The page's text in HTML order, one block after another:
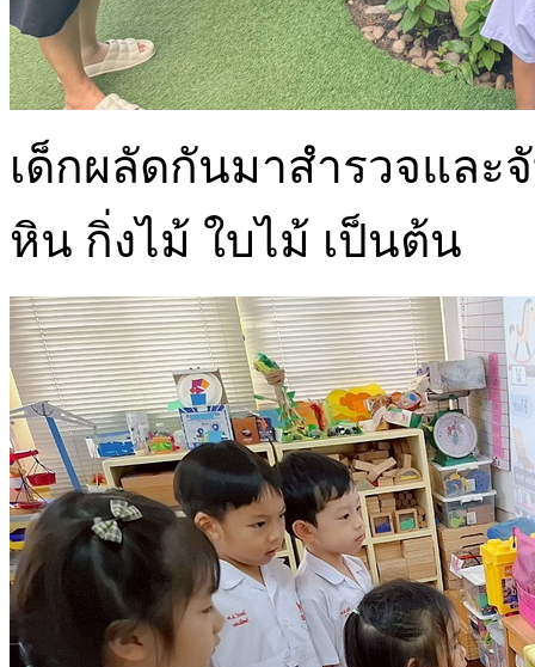
เด็กผลัดกันมาสำรวจแล
หิน กิ่งไม้ ใบไม้ เป็นต้น